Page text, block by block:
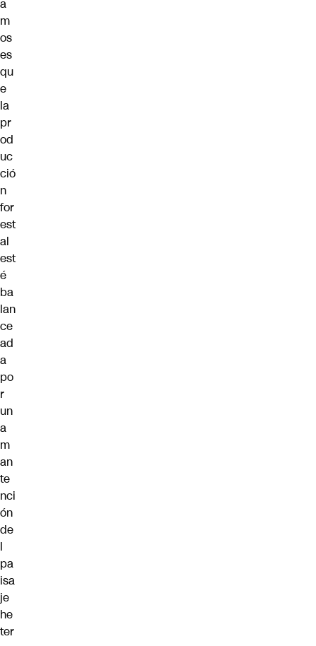
a
m
os
es
qu
e
la
pr
od
uc
ció
n
for
est
al
est
é
ba
lan
ce
ad
a
po
r
un
a
m
an
te
nci
ón
de
l
pa
isa
je
he
ter